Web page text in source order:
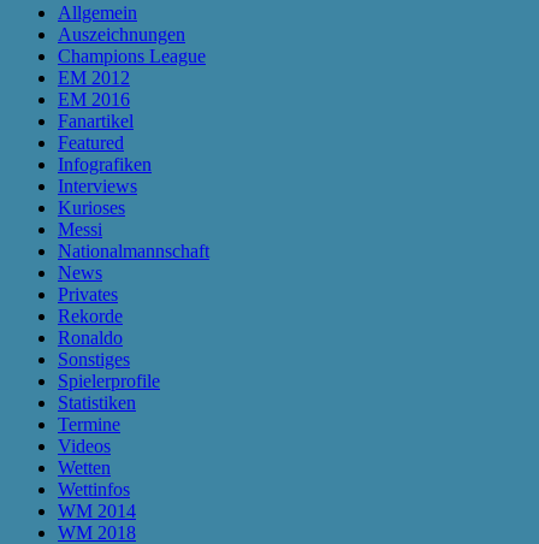
Allgemein
Auszeichnungen
Champions League
EM 2012
EM 2016
Fanartikel
Featured
Infografiken
Interviews
Kurioses
Messi
Nationalmannschaft
News
Privates
Rekorde
Ronaldo
Sonstiges
Spielerprofile
Statistiken
Termine
Videos
Wetten
Wettinfos
WM 2014
WM 2018